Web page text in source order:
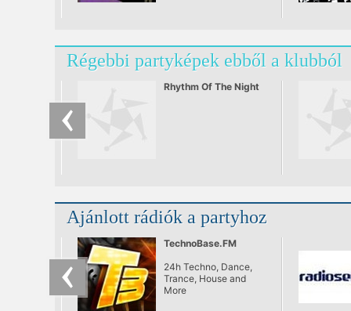
Régebbi partyképek ebből a klubból
Rhythm Of The Night
Ajánlott rádiók a partyhoz
TechnoBase.FM
24h Techno, Dance,
Trance, House and
More